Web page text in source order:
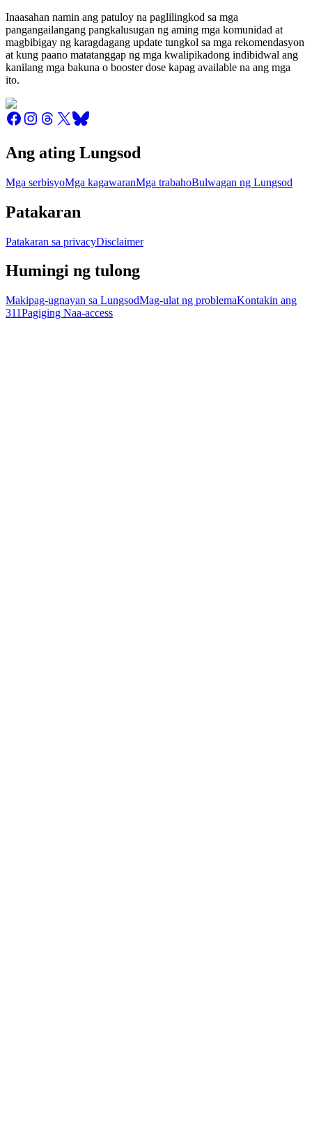
Inaasahan namin ang patuloy na paglilingkod sa mga
pangangailangang pangkalusugan ng aming mga komunidad at
magbibigay ng karagdagang update tungkol sa mga rekomendasyon
at kung paano matatanggap ng mga kwalipikadong indibidwal ang
kanilang mga bakuna o booster dose kapag available na ang mga
ito.
Ang ating Lungsod
Mga serbisyoMga kagawaranMga trabahoBulwagan ng Lungsod
Patakaran
Patakaran sa privacyDisclaimer
Humingi ng tulong
Makipag-ugnayan sa LungsodMag-ulat ng problemaKontakin ang
311Pagiging Naa-access